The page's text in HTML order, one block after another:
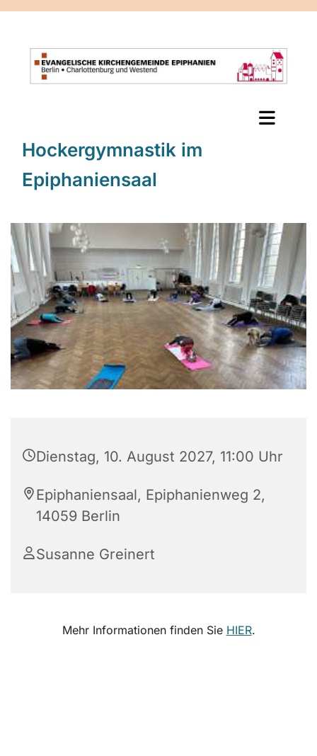
Hockergymnastik im
Epiphaniensaal
Dienstag, 10. August 2027, 11:00 Uhr
Epiphaniensaal, Epiphanienweg 2,
14059 Berlin
Susanne Greinert
Mehr Informationen finden Sie HIER.